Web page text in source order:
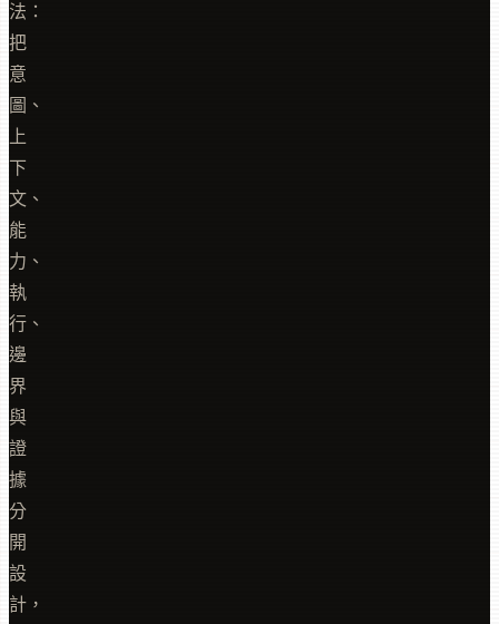
法：
把
意
圖、
上
下
文、
能
力、
執
行、
邊
界
與
證
據
分
開
設
計，